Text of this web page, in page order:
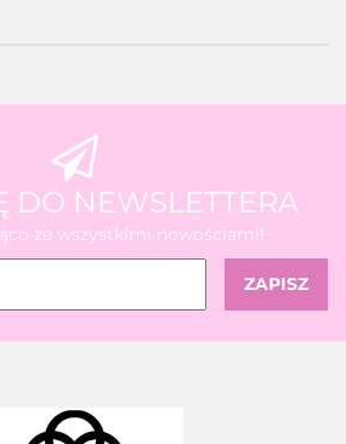
DO NEWSLETTERA
ze wszystkimi nowościami!